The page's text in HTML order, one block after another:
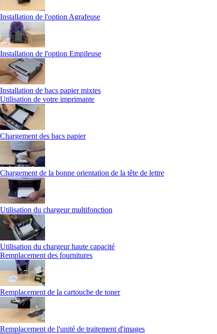
Installation de l'option Agrafeuse
Installation de l'option Empileuse
Installation de bacs papier mixtes
Utilisation de votre imprimante
Chargement des bacs papier
Chargement de la bonne orientation de la tête de lettre
Utilisation du chargeur multifonction
Utilisation du chargeur haute capacité
Remplacement des fournitures
Remplacement de la cartouche de toner
Remplacement de l'unité de traitement d'images